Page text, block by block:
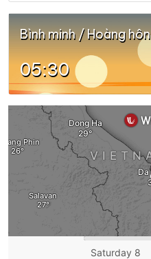
Bình minh / Hoàng hôn
05:30